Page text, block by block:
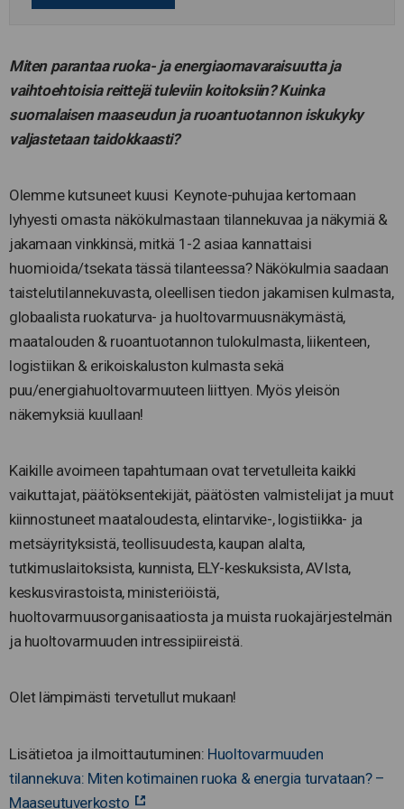
Miten parantaa ruoka- ja energiaomavaraisuutta ja
vaihtoehtoisia reittejä tuleviin koitoksiin? Kuinka
suomalaisen maaseudun ja ruoantuotannon iskukyky
valjastetaan taidokkaasti?
Olemme kutsuneet kuusi Keynote-puhujaa kertomaan
lyhyesti omasta näkökulmastaan tilannekuvaa ja näkymiä &
jakamaan vinkkinsä, mitkä 1-2 asiaa kannattaisi
huomioida/tsekata tässä tilanteessa? Näkökulmia saadaan
taistelutilannekuvasta, oleellisen tiedon jakamisen kulmasta,
globaalista ruokaturva- ja huoltovarmuusnäkymästä,
maatalouden & ruoantuotannon tulokulmasta, liikenteen,
logistiikan & erikoiskaluston kulmasta sekä
puu/energiahuoltovarmuuteen liittyen. Myös yleisön
näkemyksiä kuullaan!
Kaikille avoimeen tapahtumaan ovat tervetulleita kaikki
vaikuttajat, päätöksentekijät, päätösten valmistelijat ja muut
kiinnostuneet maataloudesta, elintarvike-, logistiikka- ja
metsäyrityksistä, teollisuudesta, kaupan alalta,
tutkimuslaitoksista, kunnista, ELY-keskuksista, AVIsta,
keskusvirastoista, ministeriöistä,
huoltovarmuusorganisaatiosta ja muista ruokajärjestelmän
ja huoltovarmuuden intressipiireistä.
Olet lämpimästi tervetullut mukaan!
Lisätietoa ja ilmoittautuminen: Huoltovarmuuden
tilannekuva: Miten kotimainen ruoka & energia turvataan? –
Maaseutuverkosto